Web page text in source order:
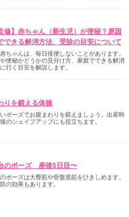
修】赤ちゃん（新生児）が便秘？原因
できる解消方法、受診の目安について
ちゃんは、毎日排便しないことがあります。
便秘かどうかの見分け方、家庭でできる解消
行く目安を解説します。
りを鍛える体操
ポーズでお腹まわりを鍛えましょう。出産時
のシェイプアップにも役立ちます。
のポーズ 産後5日目〜
ポーズは大臀筋や骨盤底筋をひきしめます。
の効果もあります。